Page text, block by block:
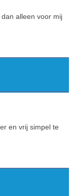
alleen voor mij
en vrij simpel te